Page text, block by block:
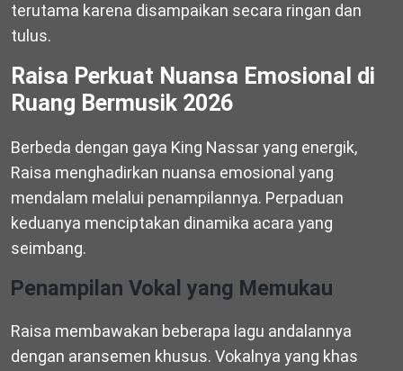
terutama karena disampaikan secara ringan dan
tulus.
Raisa Perkuat Nuansa Emosional di
Ruang Bermusik 2026
Berbeda dengan gaya King Nassar yang energik,
Raisa menghadirkan nuansa emosional yang
mendalam melalui penampilannya. Perpaduan
keduanya menciptakan dinamika acara yang
seimbang.
Penampilan Vokal yang Memukau
Raisa membawakan beberapa lagu andalannya
dengan aransemen khusus. Vokalnya yang khas